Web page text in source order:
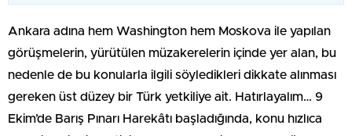
Ankara adına hem Washington hem Moskova ile yapılan
görüşmelerin, yürütülen müzakerelerin içinde yer alan, bu
nedenle de bu konularla ilgili söyledikleri dikkate alınması
gereken üst düzey bir Türk yetkiliye ait. Hatırlayalım… 9
Ekim’de Barış Pınarı Harekâtı başladığında, konu hızlıca